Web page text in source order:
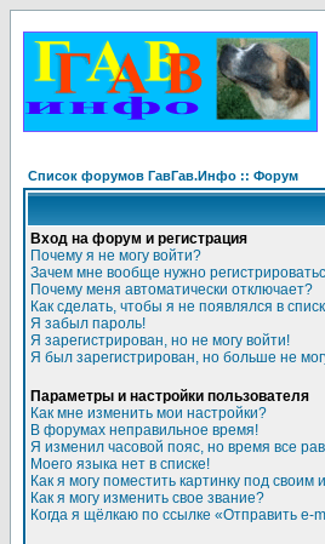
Список форумов ГавГав.Инфо :: Форум
Вход на форум и регистрация
Почему я не могу войти?
Зачем мне вообще нужно
Почему меня автоматически отключает?
Как сделать, чтобы я не появлялся в
Я забыл пароль!
Я зарегистрирован, но не могу войти!
Я был зарегистрирован, но больше не
Параметры и настройки пользователя
Как мне изменить мои настройки?
В форумах неправильное время!
Я изменил часовой пояс, но время все
Моего языка нет в списке!
Как я могу поместить картинку под своим
Как я могу изменить свое звание?
Когда я щёлкаю по ссылке «Отправить e-